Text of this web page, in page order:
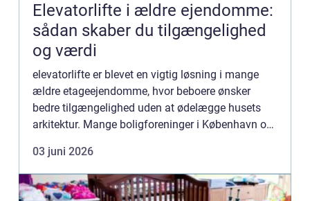
Elevatorlifte i ældre ejendomme:
sådan skaber du tilgængelighed
og værdi
elevatorlifte er blevet en vigtig løsning i mange
ældre etageejendomme, hvor beboere ønsker
bedre tilgængelighed uden at ødelægge husets
arkitektur. Mange boligforeninger i København og
03 juni 2026